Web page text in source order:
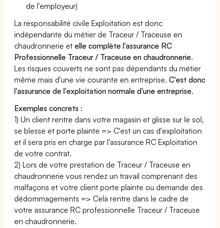
de l'employeur)
La responsabilité civile Exploitation est donc
indépendante du métier de Traceur / Traceuse en
chaudronnerie etelle complète l'assurance RC
Professionnelle Traceur / Traceuse en chaudronnerie.
Les risques couverts ne sont pas dépendants du métier
même mais d'une vie courante en entreprise.C'est donc
l'assurance de l'exploitation normale d'une entreprise.
Exemples concrets :
1) Un client rentre dans votre magasin et glisse sur le sol,
se blesse et porte plainte => C'est un cas d'exploitation
et il sera pris en charge par l'assurance RC Exploitation
de votre contrat.
2) Lors de votre prestation de Traceur / Traceuse en
chaudronnerie vous rendez un travail comprenant des
malfaçons et votre client porte plainte ou demande des
dédommagements => Cela rentre dans le cadre de
votre assurance RC professionnelle Traceur / Traceuse
en chaudronnerie.